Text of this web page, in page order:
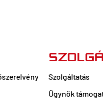
Szolgáltatás
Ügynök